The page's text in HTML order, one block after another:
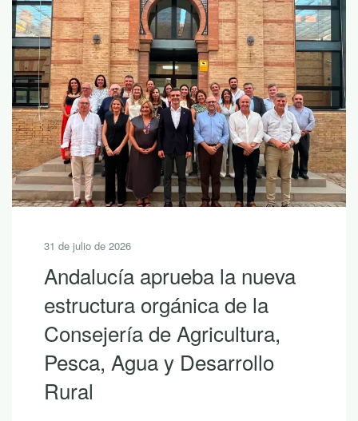
31 de julio de 2026
Andalucía aprueba la nueva
estructura orgánica de la
Consejería de Agricultura,
Pesca, Agua y Desarrollo
Rural